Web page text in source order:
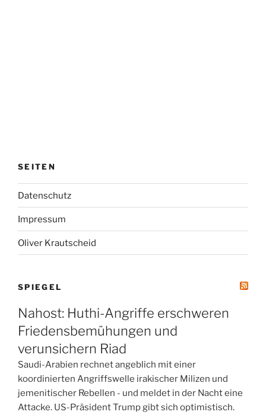
SEITEN
Datenschutz
Impressum
Oliver Krautscheid
SPIEGEL
Nahost: Huthi-Angriffe erschweren
Friedensbemühungen und
verunsichern Riad
Saudi-Arabien rechnet angeblich mit einer
koordinierten Angriffswelle irakischer Milizen und
jemenitischer Rebellen - und meldet in der Nacht eine
Attacke. US-Präsident Trump gibt sich optimistisch.